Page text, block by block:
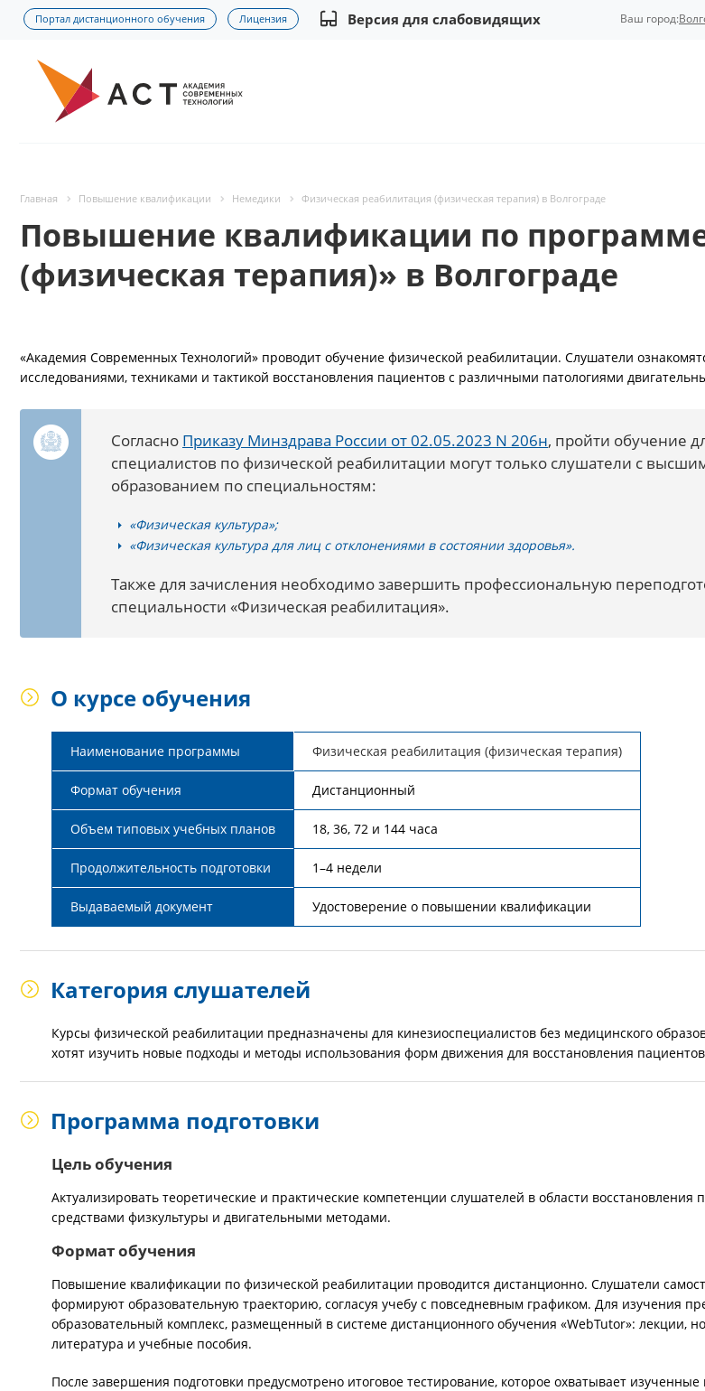
Портал дистанционного обучения Лицензия Версия для слабовидящих Ваш город:
Главная Повышение квалификации Немедики Физическая реабилитация (физическая терапия) в Волгограде
Повышение квалификации по
(физическая терапия)» в Волгограде
«Академия Современных Технологий» проводит обучение физической реабилитации. Слушатели
исследованиями, техниками и тактикой восстановления пациентов с различными патологиями
Согласно Приказу Минздрава России от 02.05.2023 N 206н, пройти обучение
специалистов по физической реабилитации могут только слушатели с
образованием по специальностям:
«Физическая культура»;
«Физическая культура для лиц с отклонениями в состоянии здоровья».
Также для зачисления необходимо завершить профессиональную
специальности «Физическая реабилитация».
О курсе обучения
Наименование программы Физическая реабилитация (физическая терапия)
Формат обучения Дистанционный
Объем типовых учебных планов 18, 36, 72 и 144 часа
Продолжительность подготовки 1–4 недели
Выдаваемый документ Удостоверение о повышении квалификации
Категория слушателей
Курсы физической реабилитации предназначены для кинезиоспециалистов без медицинского
хотят изучить новые подходы и методы использования форм движения для восстановления
Программа подготовки
Цель обучения
Актуализировать теоретические и практические компетенции слушателей в области восстановления
средствами физкультуры и двигательными методами.
Формат обучения
Повышение квалификации по физической реабилитации проводится дистанционно. Слушатели
формируют образовательную траекторию, согласуя учебу с повседневным графиком. Для изучения
образовательный комплекс, размещенный в системе дистанционного обучения «WebTutor»: лекции,
литература и учебные пособия.
После завершения подготовки предусмотрено итоговое тестирование, которое охватывает изученные